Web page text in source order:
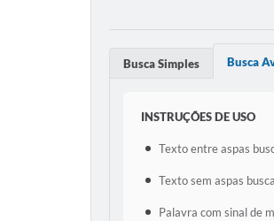
Busca Simples Busca
INSTRUÇÕES DE USO
Texto entre aspas
Texto sem aspas
Palavra com sinal de